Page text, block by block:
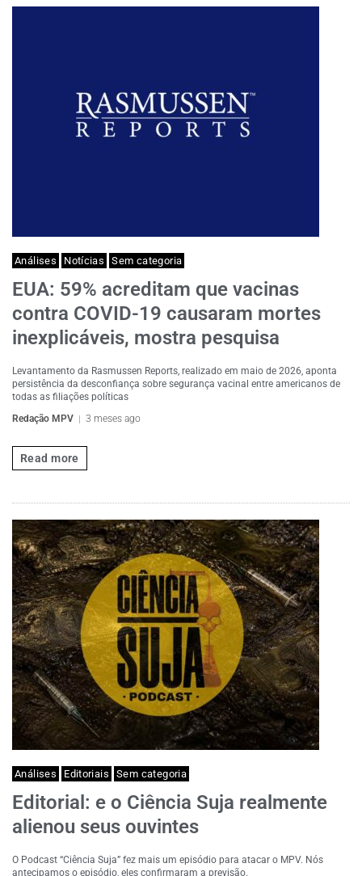
Análises Notícias Sem categoria
EUA: 59% acreditam que vacinas
contra COVID-19 causaram mortes
inexplicáveis, mostra pesquisa
Levantamento da Rasmussen Reports, realizado em maio de 2026, aponta
persistência da desconfiança sobre segurança vacinal entre americanos de
todas as filiações políticas
Redação MPV
3 meses ago
Read more
Análises Editoriais Sem categoria
Editorial: e o Ciência Suja realmente
alienou seus ouvintes
O Podcast “Ciência Suja” fez mais um episódio para atacar o MPV. Nós
antecipamos o episódio, eles confirmaram a previsão.